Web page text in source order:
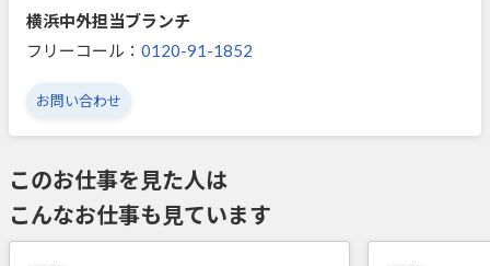
横浜中外担当ブランチ
フリーコール： 0120-91-1852
お問い合わせ
このお仕事を見た人は
こんなお仕事も見ています